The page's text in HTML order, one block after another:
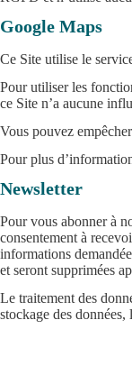
Google Maps
Ce Site utilise le
Pour utiliser les
ce Site n’a aucune
Vous pouvez
Pour plus
Newsletter
Pour vous abonner à
consentement à
informations
et seront supprimées
Le traitement des
stockage des